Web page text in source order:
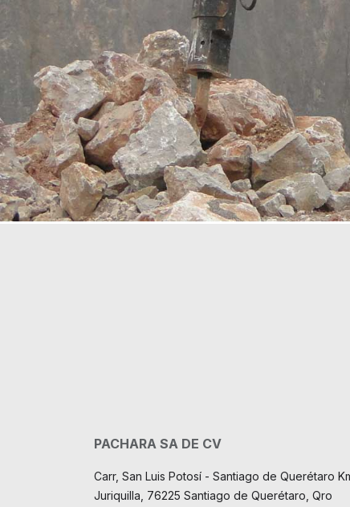
PACHARA SA DE CV
Carr, San Luis Potosí - Santiago de Querétaro
Juriquilla, 76225 Santiago de Querétaro, Qro